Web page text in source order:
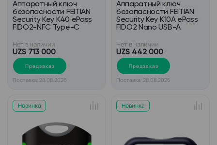
Аппаратный ключ
безопасности FEITIAN
Security Key K40 ePass
FIDO2-NFC Type-C
Нет в наличии
UZS 713 000
Предзаказ
Поставка: 28.08.2026
Аппаратный ключ
безопасности FEITIAN
Security Key K10A ePass
FIDO2 Nano USB-A
Нет в наличии
UZS 442 000
Предзаказ
Поставка: 28.08.2026
Новинка Новинка